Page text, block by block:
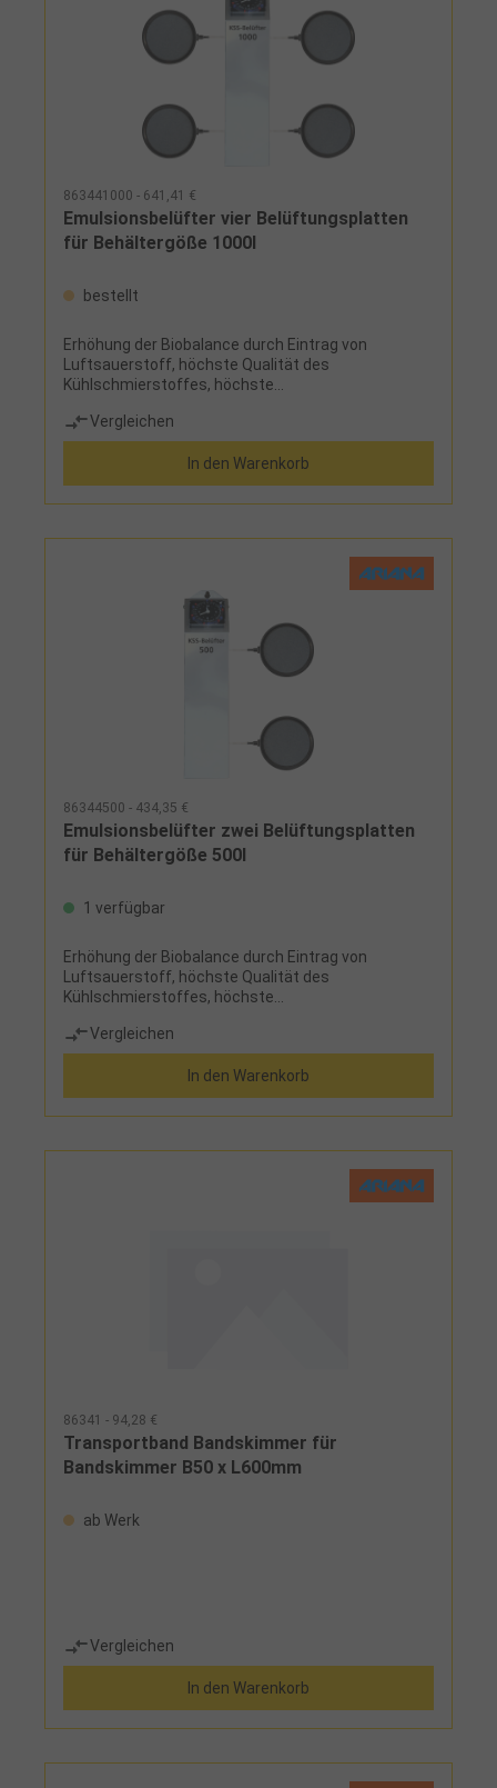
Manometer- CPM100-Adapter, Form HB- O-Ring 15 x
2,5- 3 Gewindestifte M4 x 5- Stiftschlüssel
Sechskant SW 2 mm- Dichtungim Koffer
863441000 - 641,41 €
Emulsionsbelüfter vier Belüftungsplatten
für Behältergöße 1000l
bestellt
Erhöhung der Biobalance durch Eintrag von
Luftsauerstoff, höchste Qualität des
Kühlschmierstoffes, höchste
Werkzeuge und Maschinen, flexible Positionierung
der Belüftungsplatten, optimale Belüftung,
AutomatikbetriebLieferumfang:Anschlusskabel 3
m, 4 Luftleitungen 3 m, Zeitschaltuhr, 2 Y-Verteiler
Vergleichen
In den Warenkorb
86344500 - 434,35 €
Emulsionsbelüfter zwei Belüftungsplatten
für Behältergöße 500l
1 verfügbar
Erhöhung der Biobalance durch Eintrag von
Luftsauerstoff, höchste Qualität des
Kühlschmierstoffes, höchste
Werkzeuge und Maschinen, flexible Positionierung
der Belüftungsplatten, optimale Belüftung,
AutomatikbetriebLieferumfang:Anschlusskabel 2,5
m, 2 Luftleitungen 3 m, Zeitschaltuhr, Y-Verteiler
Vergleichen
In den Warenkorb
86341 - 94,28 €
Transportband Bandskimmer für
Bandskimmer B50 x L600mm
ab Werk
Vergleichen
In den Warenkorb